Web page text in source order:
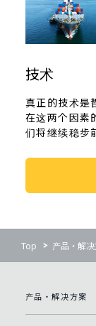
技术
真正的技术是
在这两个因素
们将继续稳步
Top 产品・解
产品・解决方案